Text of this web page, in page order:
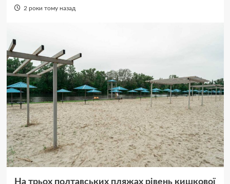
2 роки тому назад
На трьох полтавських пляжах рівень кишкової